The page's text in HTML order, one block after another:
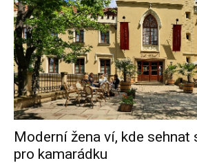
Moderní žena ví, kde sehnat
pro kamarádku